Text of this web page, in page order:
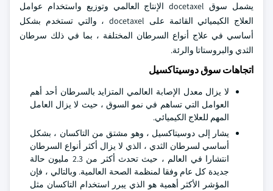
يشمل سوق docetaxel الإنتاج العالمي وتوزيع واستخدام عوامل
العلاج الكيميائي القائمة على docetaxel ، والتي تستخدم بشكل
أساسي في علاج أنواع السرطان المختلفة ، بما في ذلك سرطان
الثدي والبروستاتا والرئة.
اتجاهات سوق دوسيتاكسيل
لا يزال معدل الإصابة العالمي المتزايد بالسرطان أحد أهم
العوامل التي تساهم في نمو السوق ، حيث لا يزال العامل
المهم للعلاج الكيميائي.
يشار إلى دوسيتاكسيل ، وهو مشتق من التاكسان ، بشكل
أساسي لسرطان الثدي ، الذي لا يزال أكثر أنواع السرطان
انتشارا في العالم ، حيث تحدث أكثر من 2.3 مليون حالة
جديدة كل عام وفقا لمنظمة الصحة العالمية. وبالتالي ، فإن
المؤشر الأكثر أهمية هو الذي يبرر استخدام التاكسان مثل